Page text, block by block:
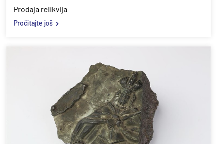
Prodaja relikvija
Pročitajte još